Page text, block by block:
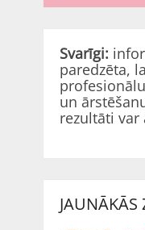
Svarīgi:
paredzēta,
un
rezultāti var
JAUNĀKĀS